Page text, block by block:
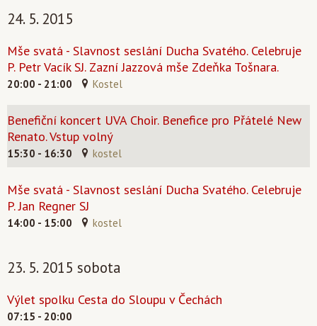
24. 5. 2015
Mše svatá - Slavnost seslání Ducha Svatého. Celebruje
P. Petr Vacík SJ. Zazní Jazzová mše Zdeňka Tošnara.
20:00 - 21:00 Kostel
Benefiční koncert UVA Choir. Benefice pro Přátelé New
Renato. Vstup volný
15:30 - 16:30 kostel
Mše svatá - Slavnost seslání Ducha Svatého. Celebruje
P. Jan Regner SJ
14:00 - 15:00 kostel
23. 5. 2015 sobota
Výlet spolku Cesta do Sloupu v Čechách
07:15 - 20:00